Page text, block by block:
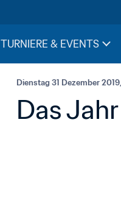
TURNIERE & EVENTS
Dienstag 31 Dezember
Das